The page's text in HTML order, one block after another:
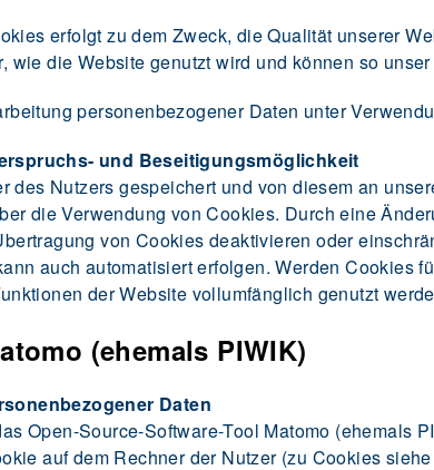
erfolgt zu dem Zweck, die Qualität unserer
wie die Website genutzt wird und können so
personenbezogener Daten unter
und Beseitigungsmöglichkeit
des Nutzers gespeichert und von diesem an
die Verwendung von Cookies. Durch eine
von Cookies deaktivieren oder
auch automatisiert erfolgen. Werden Cookies
der Website vollumfänglich genutzt
(ehemals PIWIK)
Daten
Open-Source-Software-Tool Matomo (ehemals
auf dem Rechner der Nutzer (zu Cookies